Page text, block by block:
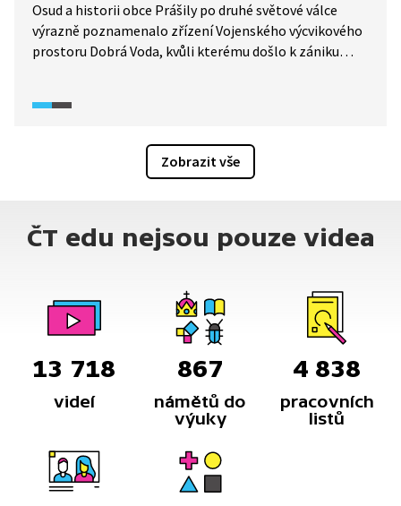
Osud a historii obce Prášily po druhé světové válce
výrazně poznamenalo zřízení Vojenského výcvikového
prostoru Dobrá Voda, kvůli kterému došlo k zániku
komunistického Československa byly pro veřejnost
domů pouze na propustku. Přesto tu lidé měli zájem
Zobrazit vše
ČT edu nejsou pouze videa
13 718
videí
867
námětů do
výuky
4 838
pracovních
listů